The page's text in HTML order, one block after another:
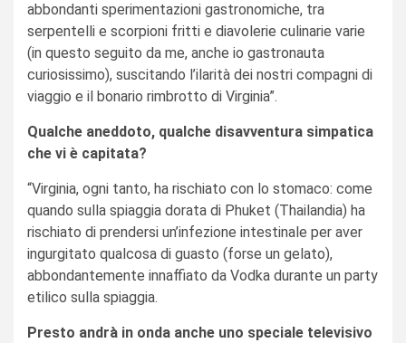
abbondanti sperimentazioni gastronomiche, tra
serpentelli e scorpioni fritti e diavolerie culinarie varie
(in questo seguito da me, anche io gastronauta
curiosissimo), suscitando l’ilarità dei nostri compagni di
viaggio e il bonario rimbrotto di Virginia”.
Qualche aneddoto, qualche disavventura simpatica
che vi è capitata?
“Virginia, ogni tanto, ha rischiato con lo stomaco: come
quando sulla spiaggia dorata di Phuket (Thailandia) ha
rischiato di prendersi un’infezione intestinale per aver
ingurgitato qualcosa di guasto (forse un gelato),
abbondantemente innaffiato da Vodka durante un party
etilico sulla spiaggia.
Presto andrà in onda anche uno speciale televisivo